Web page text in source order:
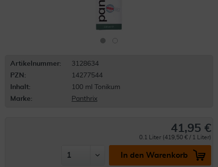
Artikelnummer:
3128634
PZN:
14277544
Inhalt:
100 ml Tonikum
Marke:
Panthrix
41,95 €
0.1 Liter (419,50 € / 1 Liter)
In den Warenkorb